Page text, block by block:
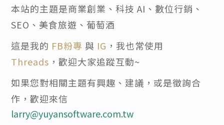
本站的主題是商業創業、科技 AI、數位行銷、
SEO、美食旅遊、葡萄酒
這是我的 FB粉專 與 IG ，我也常使用
Threads ，歡迎大家追蹤互動~
如果您對相關主題有興趣、建議，或是徵詢合
作，歡迎來信
larry@yuyansoftware.com.tw